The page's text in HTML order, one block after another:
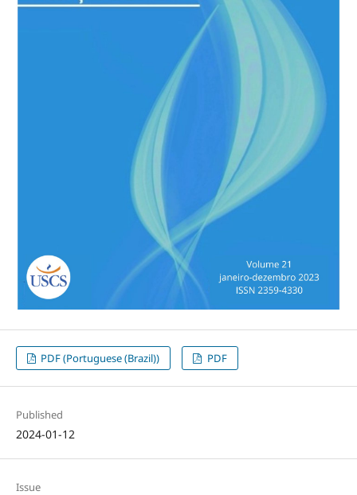
PDF (Portuguese (Brazil)) PDF
Published
2024-01-12
Issue